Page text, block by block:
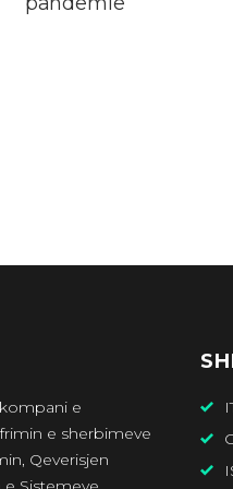
e
e sherbimeve
Qeverisjen